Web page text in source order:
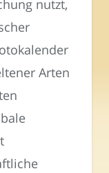
nutzt,
Arten